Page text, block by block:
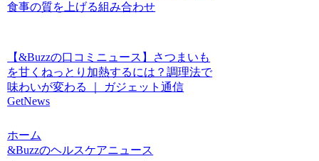
食事の質を上げる組み合わせ
【&Buzzの口コミニュース】さつまいも
を甘くねっとり加熱するには？調理法で
味わいが変わる ｜ ガジェット通信
GetNews
ホーム
&Buzzのヘルスケアニュース